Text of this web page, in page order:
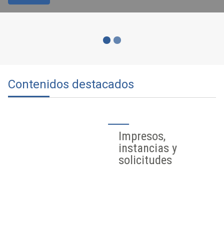
Contenidos destacados
Impresos,
instancias y
solicitudes